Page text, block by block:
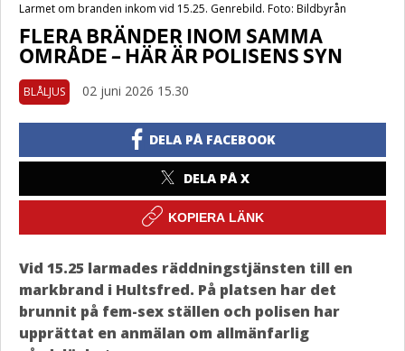
Larmet om branden inkom vid 15.25. Genrebild. Foto: Bildbyrån
FLERA BRÄNDER INOM SAMMA
OMRÅDE – HÄR ÄR POLISENS SYN
BLÅLJUS 02 juni 2026 15.30
DELA PÅ FACEBOOK
DELA PÅ X
KOPIERA LÄNK
Vid 15.25 larmades räddningstjänsten till en
markbrand i Hultsfred. På platsen har det
brunnit på fem-sex ställen och polisen har
upprättat en anmälan om allmänfarlig